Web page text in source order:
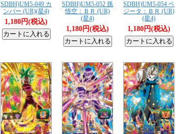
SDBH)UM5-049 カ
ンバー (UR)(星4)
1,180円(税込)
SDBH)UM5-052 孫
悟空：ＢＲ (UR)
(星4)
1,180円(税込)
SDBH)UM5-054 ベ
ジータ：ＢＲ (UR)
(星4)
1,180円(税込)